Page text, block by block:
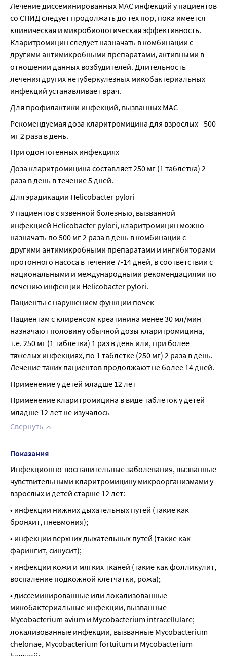
Лечение диссеминированных MAC инфекций у пациентов
со СПИД следует продолжать до тех пор, пока имеется
клиническая и микробиологическая эффективность.
Кларитромицин следует назначать в комбинации с
другими антимикробными препаратами, активными в
отношении данных возбудителей. Длительность
лечения других нетуберкулезных микобактериальных
инфекций устанавливает врач.
Для профилактики инфекций, вызванных MAC
Рекомендуемая доза кларитромицина для взрослых - 500
мг 2 раза в день.
При одонтогенных инфекциях
Доза кларитромицина составляет 250 мг (1 таблетка) 2
раза в день в течение 5 дней.
Для эрадикации Helicobacter pylori
У пациентов с язвенной болезнью, вызванной
инфекцией Helicobacter pylori, кларитромицин можно
назначать по 500 мг 2 раза в день в комбинации с
другими антимикробными препаратами и ингибиторами
протонного насоса в течение 7-14 дней, в соответствии с
национальными и международными рекомендациями по
лечению инфекции Helicobacter pylori.
Пациенты с нарушением функции почек
Пациентам с клиренсом креатинина менее 30 мл/мин
назначают половину обычной дозы кларитромицина,
т.е. 250 мг (1 таблетка) 1 раз в день или, при более
тяжелых инфекциях, по 1 таблетке (250 мг) 2 раза в день.
Лечение таких пациентов продолжают не более 14 дней.
Применение у детей младше 12 лет
Применение кларитромицина в виде таблеток у детей
младше 12 лет не изучалось
Свернуть
Показания
Инфекционно-воспалительные заболевания, вызванные
чувствительными кларитромицину микроорганизмами у
взрослых и детей старше 12 лет:
• инфекции нижних дыхательных путей (такие как
бронхит, пневмония);
• инфекции верхних дыхательных путей (такие как
фарингит, синусит);
• инфекции кожи и мягких тканей (такие как фолликулит,
воспаление подкожной клетчатки, рожа);
• диссеминированные или локализованные
микобактериальные инфекции, вызванные
Mycobacterium avium и Mycobacterium intracellularе;
локализованные инфекции, вызванные Mycobacterium
chelonae, Mycobacterium fortuitum и Mycobacterium